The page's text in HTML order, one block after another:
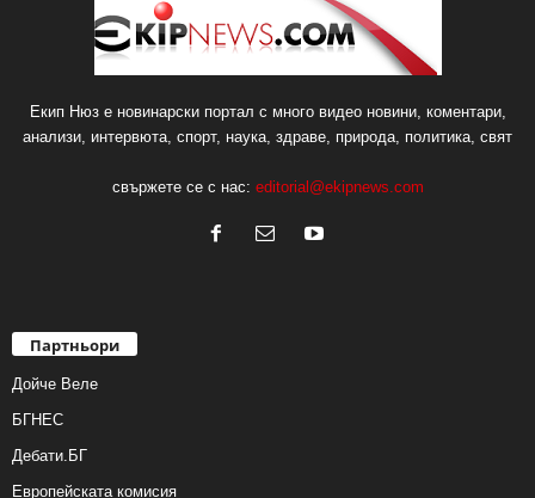
Екип Нюз е новинарски портал с много видео новини, коментари,
анализи, интервюта, спорт, наука, здраве, природа, политика, свят
свържете се с нас: editorial@ekipnews.com
Партньори
Дойче Веле
БГНЕС
Дебати.БГ
Европейската комисия